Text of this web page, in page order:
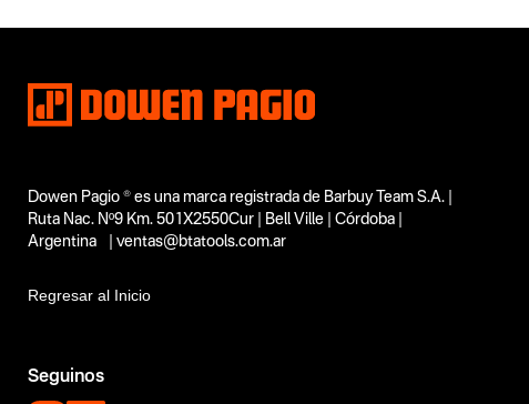
Dowen Pagio ® es una marca registrada de Barbuy Team S.A. |
Ruta Nac. Nº9 Km. 501X2550Cur | Bell Ville | Córdoba |
Argentina | ventas@btatools.com.ar
Regresar al Inicio
Seguinos